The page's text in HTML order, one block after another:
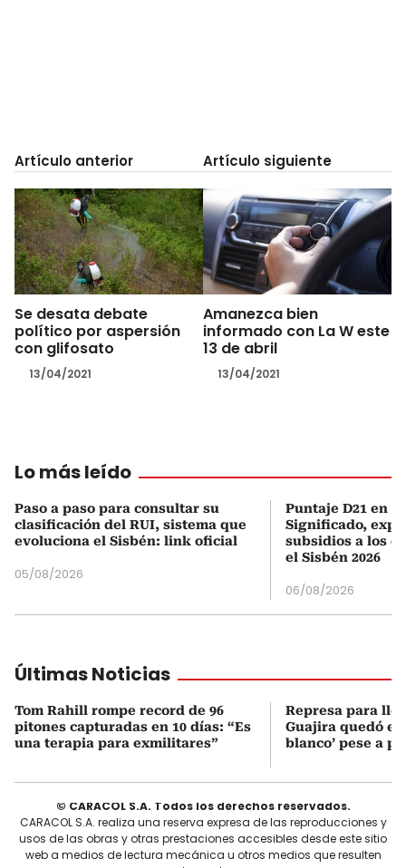
Artículo anterior
Se desata debate
político por aspersión
con glifosato
13/04/2021
Artículo siguiente
Amanezca bien
informado con La W este
13 de abril
13/04/2021
Lo más leído
Paso a paso para consultar su
clasificación del RUI, sistema que
evoluciona el Sisbén: link oficial
05/08/2026
Puntaje D21 en
Significado,
subsidios a los
el Sisbén 2026
06/08/2026
Últimas Noticias
Tom Rahill rompe record de 96
pitones capturadas en 10 días: “Es
una terapia para exmilitares”
Represa para
Guajira quedó en
blanco’ pese a
© CARACOL S.A. Todos los derechos reservados.
CARACOL S.A. realiza una reserva expresa de las reproducciones y
usos de las obras y otras prestaciones accesibles desde este sitio
web a medios de lectura mecánica u otros medios que resulten